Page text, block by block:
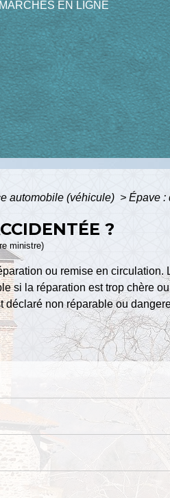
EN LIGNE
automobile (véhicule) > Épave :
?
ministre)
ou remise en circulation.
si la réparation est trop chère
non réparable ou